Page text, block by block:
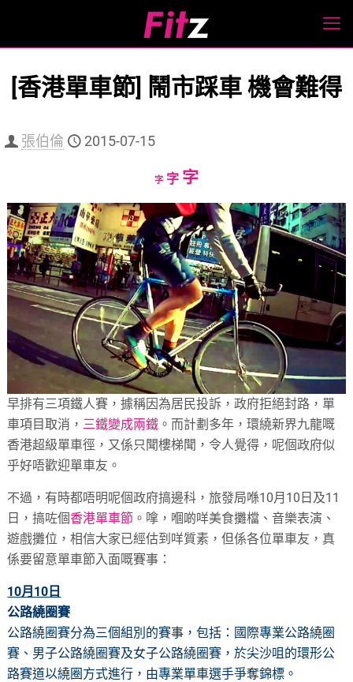
[香港單車節] 鬧市踩車 機會難得
張伯倫 2015-07-15
字Decrease
size.
字Reset
size.
字Increase
size.
早排有三項鐵人賽，據稱因為居民投訴，政府拒絕封路，單
車項目取消， 三鐵變成兩鐵 。而計劃多年，環繞新界九龍嘅
香港超級單車徑，又係只聞樓梯聞，令人覺得，呢個政府似
乎好唔歡迎單車友。
不過，有時都唔明呢個政府搞邊科，旅發局喺10月10日及11
日，搞咗個香港單車節 。嗱，嗰啲咩美食攤檔、音樂表演、
遊戲攤位，相信大家已經估到咩質素，但係各位單車友，真
係要留意單車節入面嘅賽事：
10月10日
公路繞圈賽
公路繞圈賽分為三個組別的賽事，包括：國際專業公路繞圈
賽、男子公路繞圈賽及女子公路繞圈賽，於尖沙咀的環形公
路賽道以繞圈方式進行，由專業單車選手爭奪錦標。